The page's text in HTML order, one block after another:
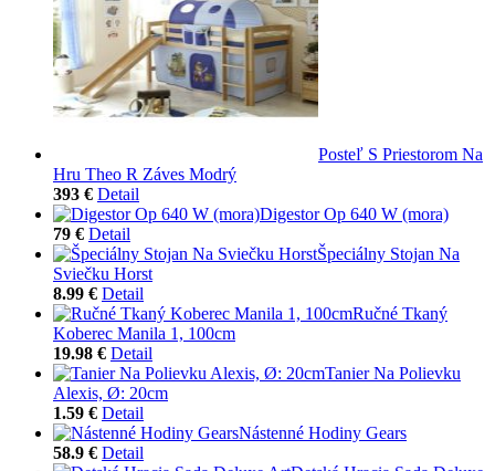
Posteľ S Priestorom Na
Hru Theo R Záves Modrý
393 € Detail
Digestor Op 640 W (mora)
79 € Detail
Špeciálny Stojan Na
Sviečku Horst
8.99 € Detail
Ručné Tkaný
Koberec Manila 1, 100cm
19.98 € Detail
Tanier Na Polievku
Alexis, Ø: 20cm
1.59 € Detail
Nástenné Hodiny Gears
58.9 € Detail